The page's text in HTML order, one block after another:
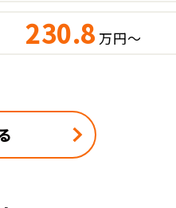
230.8 万円～